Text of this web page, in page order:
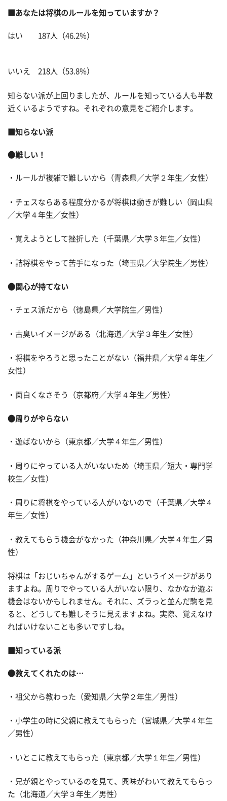
■あなたは将棋のルールを知っていますか？
はい 187人（46.2%）
いいえ 218人（53.8%）
知らない派が上回りましたが、ルールを知っている人も半数
近くいるようですね。それぞれの意見をご紹介します。
■知らない派
●難しい！
・ルールが複雑で難しいから（青森県／大学２年生／女性）
・チェスならある程度分かるが将棋は動きが難しい（岡山県
／大学４年生／女性）
・覚えようとして挫折した（千葉県／大学３年生／女性）
・詰将棋をやって苦手になった（埼玉県／大学院生／男性）
●関心が持てない
・チェス派だから（徳島県／大学院生／男性）
・古臭いイメージがある（北海道／大学３年生／女性）
・将棋をやろうと思ったことがない（福井県／大学４年生／
女性）
・面白くなさそう（京都府／大学４年生／男性）
●周りがやらない
・遊ばないから（東京都／大学４年生／男性）
・周りにやっている人がいないため（埼玉県／短大・専門学
校生／女性）
・周りに将棋をやっている人がいないので（千葉県／大学４
年生／女性）
・教えてもらう機会がなかった（神奈川県／大学４年生／男
性）
将棋は「おじいちゃんがするゲーム」というイメージがあり
ますよね。周りでやっている人がいない限り、なかなか遊ぶ
機会はないかもしれません。それに、ズラっと並んだ駒を見
ると、どうしても難しそうに見えますよね。実際、覚えなけ
ればいけないことも多いですしね。
■知っている派
●教えてくれたのは…
・祖父から教わった（愛知県／大学２年生／男性）
・小学生の時に父親に教えてもらった（宮城県／大学４年生
／男性）
・いとこに教えてもらった（東京都／大学１年生／男性）
・兄が親とやっているのを見て、興味がわいて教えてもらっ
た（北海道／大学３年生／男性）